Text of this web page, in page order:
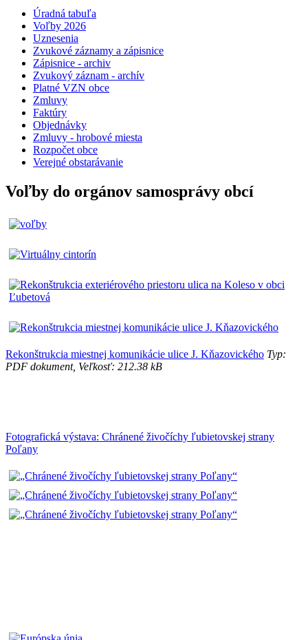
Úradná tabuľa
Voľby 2026
Uznesenia
Zvukové záznamy a zápisnice
Zápisnice - archiv
Zvukový záznam - archív
Platné VZN obce
Zmluvy
Faktúry
Objednávky
Zmluvy - hrobové miesta
Rozpočet obce
Verejné obstarávanie
Voľby do orgánov samosprávy obcí
Rekonštrukcia miestnej komunikácie ulice J. Kňazovického Typ:
PDF dokument, Veľkosť: 212.38 kB
Fotografická výstava: Chránené živočíchy ľubietovskej strany
Poľany